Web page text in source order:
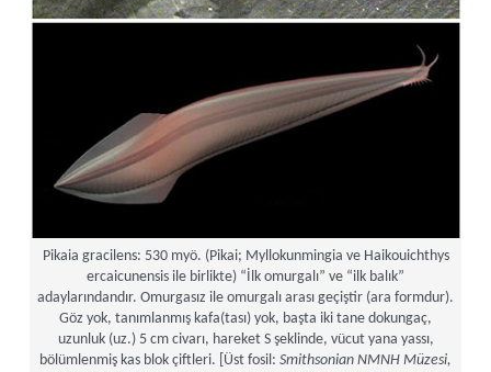
Pikaia gracilens: 530 myö. (Pikai; Myllokunmingia ve Haikouichthys
ercaicunensis ile birlikte) “İlk omurgalı” ve “ilk balık”
adaylarındandır. Omurgasız ile omurgalı arası geçiştir (ara formdur).
Göz yok, tanımlanmış kafa(tası) yok, başta iki tane dokungaç,
uzunluk (uz.) 5 cm civarı, hareket S şeklinde, vücut yana yassı,
bölümlenmiş kas blok çiftleri. [Üst fosil: Smithsonian NMNH Müzesi,